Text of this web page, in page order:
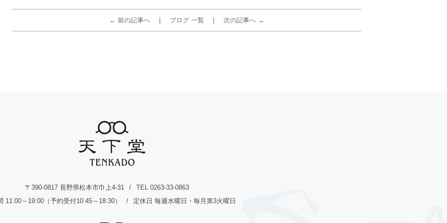
← 前の記事へ ブログ 一覧 次の記事へ →
〒390-0817 長野県松本市巾上4-31
TEL 0263-33-0863
11:00～19:00（予約受付10:45～18:30）
定休日 毎週水曜日・毎月第3火曜日